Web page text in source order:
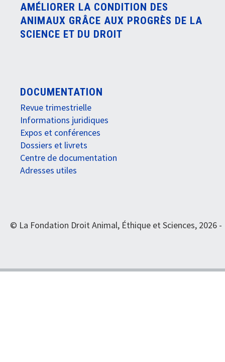
AMÉLIORER LA CONDITION DES
ANIMAUX GRÂCE AUX PROGRÈS DE LA
SCIENCE ET DU DROIT
DOCUMENTATION
Revue trimestrielle
Informations juridiques
Expos et conférences
Dossiers et livrets
Centre de documentation
Adresses utiles
© La Fondation Droit Animal, Éthique et Sciences, 2026 -